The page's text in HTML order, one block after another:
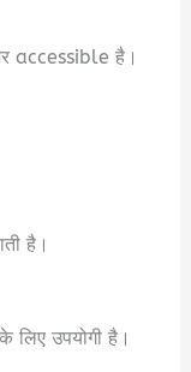
है।
है।
उपयोगी है।